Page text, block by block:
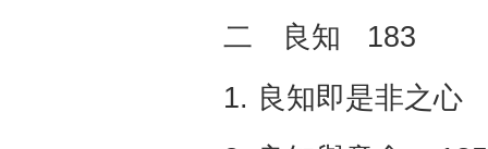
二 良知 183
1. 良知即是非之